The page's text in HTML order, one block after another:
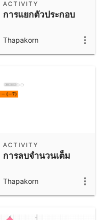
การแยกตัวประกอบ
ACTIVITY
Thapakorn
การลบจำนวนเต็ม
ACTIVITY
Thapakorn